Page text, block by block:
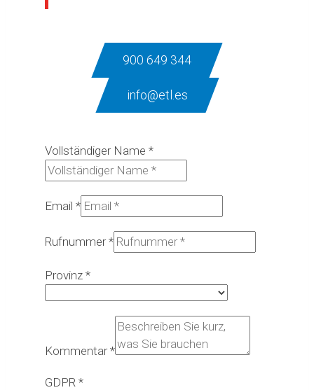
900 649 344
info@etl.es
Vollständiger Name *
Email *
Rufnummer*
Provinz *
Kommentar*
GDPR *